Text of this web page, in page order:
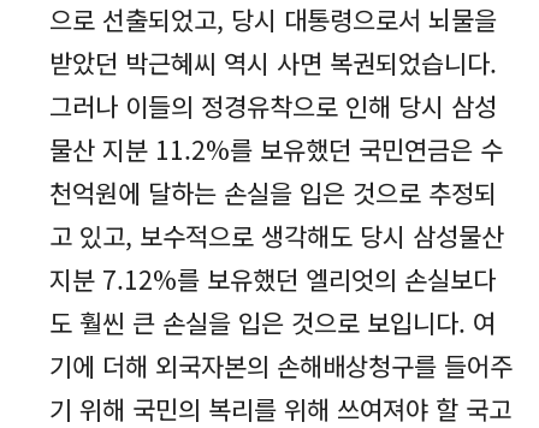
으로 선출되었고, 당시 대통령으로서 뇌물을
받았던 박근혜씨 역시 사면 복권되었습니다.
그러나 이들의 정경유착으로 인해 당시 삼성
물산 지분 11.2%를 보유했던 국민연금은 수
천억원에 달하는 손실을 입은 것으로 추정되
고 있고, 보수적으로 생각해도 당시 삼성물산
지분 7.12%를 보유했던 엘리엇의 손실보다
도 훨씬 큰 손실을 입은 것으로 보입니다. 여
기에 더해 외국자본의 손해배상청구를 들어주
기 위해 국민의 복리를 위해 쓰여져야 할 국고